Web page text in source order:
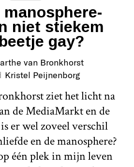
niet stiekem
gay?
van Bronkhorst
Kristel Peijnenborg
ziet het licht na
de MediaMarkt en de
er wel zoveel verschil
en de manosphere?
één plek in mijn leven